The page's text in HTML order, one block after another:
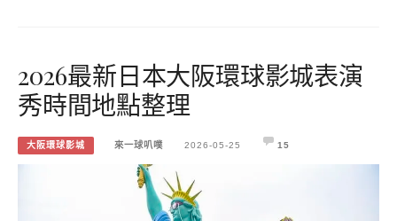
2026最新日本大阪環球影城表演
秀時間地點整理
大阪環球影城 來一球叭噗 2026-05-25 15